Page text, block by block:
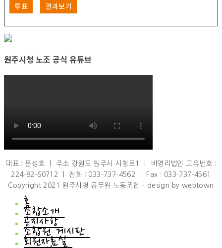
투표 결과보기
원주시청 노조 공식 유튜브
대표 : 문성호 ㅣ 주소 강원도 원주시 시청로1 ㅣ 비영리법인 고유번호 :
224-82-60712 ㅣ 전화 : 033-737-4562 ㅣ Fax : 033-737-4561
Copyright 2021 원주시청 공무원 노동조합 – design by webtown
홈
조합소개
조합소개
인사말
연혁
공지사항
공지사항
공지사항
조합원 게시판
조합원 게시판
회원자료실